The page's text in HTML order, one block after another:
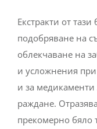
Екстракти от
подобряване на
облекчаване на
и усложнения
и за медикаменти
раждане.
прекомерно бяло